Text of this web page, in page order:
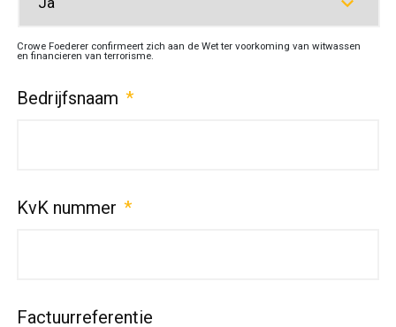
Crowe Foederer confirmeert zich aan de Wet ter voorkoming van witwassen
en financieren van terrorisme.
Bedrijfsnaam *
KvK nummer *
Factuurreferentie